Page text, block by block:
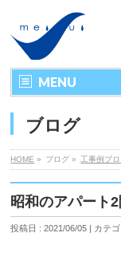
MENU
ブログ
HOME » ブログ » 工事例ブ
昭和のアパート
投稿日 : 2021/06/05 | カテ